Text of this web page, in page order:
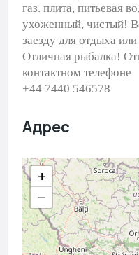
газ. плита, питьевая
ухоженный, чистый!
заезду для отдыха
Отличная рыбалка!
контактном телефоне
+44 7440 546578
Адрес
+
−